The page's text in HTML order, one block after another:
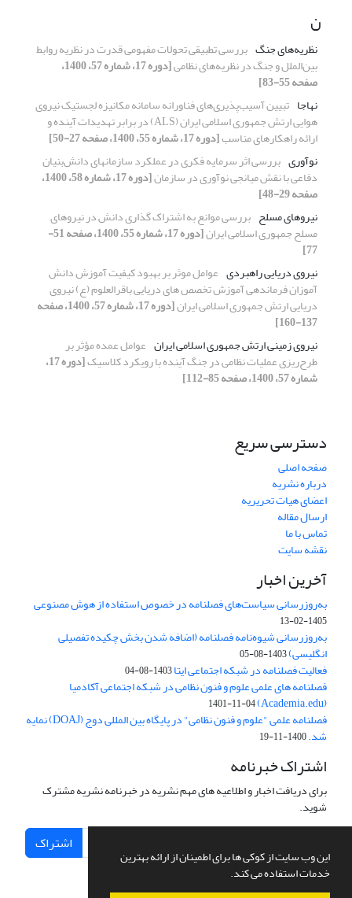
این وب سایت از کوکی ها برای اطمینان از ارائه بهترین
خدمات استفاده می کند.
ن
نظریه‌های جنگ بررسی تطبیقی تحولات مفهومی قدرت در نظریه روابط
بین‌الملل و جنگ در نظریه‌های نظامی [دوره 17، شماره 57، 1400،
صفحه 55-83]
نهاجا تبیین آسیب‌پذیری‌های فناورانه سامانه مکانیزه لجستیک نیروی
هوایی ارتش جمهوری اسلامی ایران (ALS) در برابر تهدیدات آینده و
ارائه راهکارهای مناسب[دوره 17، شماره 55، 1400، صفحه 27-50]
نوآوری
بررسی اثر سرمایه فکری در عملکرد سازمان‎های دانش‌بنیان
دفاعی با نقش میانجی نوآوری در سازمان [دوره 17، شماره 58، 1400،
صفحه 29-48]
نیروهای مسلح بررسی موانع به اشتراک گذاری دانش در نیروهای
مسلح جمهوری اسلامی ایران [دوره 17، شماره 55، 1400، صفحه 51-
77]
نیروی دریایی راهبردی عوامل موثر بر بهبود کیفیت آموزش دانش
آموزان فرماندهی آموزش تخصص های دریایی باقرالعلوم (ع) نیروی
دریایی ارتش جمهوری اسلامی ایران [دوره 17، شماره 57، 1400، صفحه
137-160]
نیروی زمینی ارتش جمهوری اسلامی ایران عوامل عمده مؤثر بر
طرح‌ریزی عملیات نظامی در جنگ آینده با رویکرد کلاسیک [دوره 17،
شماره 57، 1400، صفحه 85-112]
دسترسی سریع
صفحه اصلی
درباره نشریه
اعضای هیات تحریریه
ارسال مقاله
تماس با ما
نقشه سایت
آخرین اخبار
به‌روزرسانی سیاست‌های فصلنامه در خصوص استفاده از هوش مصنوعی
1405-02-13
به‌روزرسانی شیوه‌نامه فصلنامه (اضافه شدن بخش چکیده تفصیلی
انگلیسی)1403-08-05
فعالیت فصلنامه در شبکه اجتماعی ایتا1403-08-04
فصلنامه های علمی علوم و فنون نظامی در شبکه اجتماعی آکادمیا
(Academia.edu)
1401-11-04
فصلنامه علمی "علوم و فنون نظامی" در پایگاه بین المللی دوج (DOAJ) نمایه
شد.1400-11-19
اشتراک خبرنامه
برای دریافت اخبار و اطلاعیه های مهم نشریه در خبرنامه نشریه مشترک
شوید.
اشتراک